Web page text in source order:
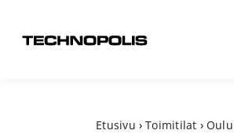
Etusivu › Toimitilat › Oulu